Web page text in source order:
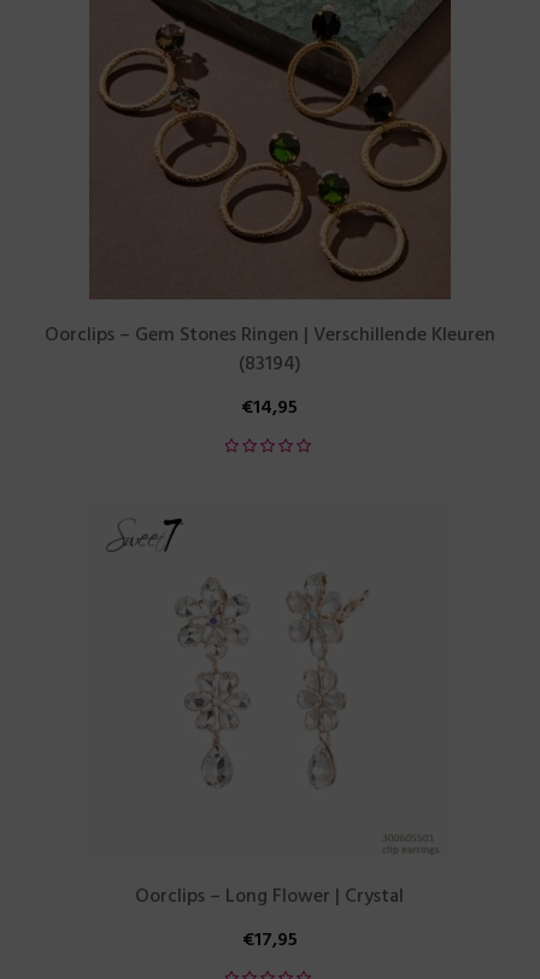
Oorclips – Gem Stones Ringen | Verschillende Kleuren
(83194)
€14,95
Oorclips – Long Flower | Crystal
€17,95